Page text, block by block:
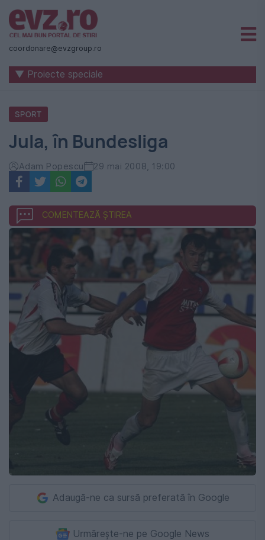
Știri
naționale
internaționale
România
-
Evenimentul
Zilei
coordonare@evzgroup.ro
▼ Proiecte speciale
SPORT
Jula, în Bundesliga
Adam Popescu 29 mai 2008, 19:00
COMENTEAZĂ ȘTIREA
Adaugă-ne ca sursă preferată în Google
Urmărește-ne pe Google News